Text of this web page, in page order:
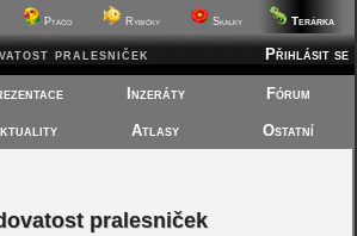
Ptáčci Rybičky Skalky Terárka
Přihlásit se
pralesniček
Inzeráty Fórum
Atlasy Ostatní
pralesniček